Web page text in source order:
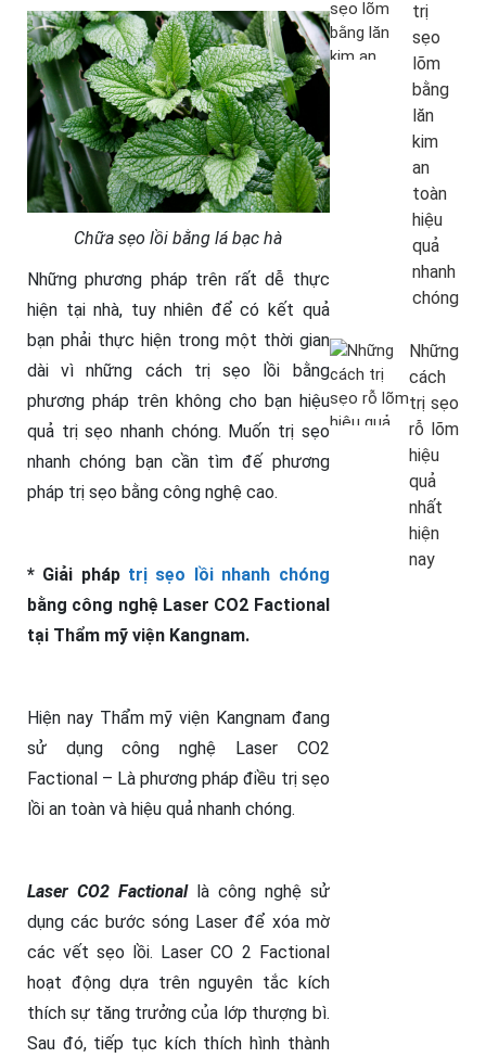
Chữa sẹo lồi bằng lá bạc hà
Những phương pháp trên rất dễ thực
hiện tại nhà, tuy nhiên để có kết quả
bạn phải thực hiện trong một thời gian
dài vì những cách trị sẹo lồi bằng
phương pháp trên không cho bạn hiệu
quả trị sẹo nhanh chóng. Muốn trị sẹo
nhanh chóng bạn cần tìm đế phương
pháp trị sẹo bằng công nghệ cao.
* Giải pháptrị sẹo lồi nhanh chóng
bằng công nghệ Laser CO2 Factional
tại Thẩm mỹ viện Kangnam.
Hiện nay Thẩm mỹ viện Kangnam đang
sử dụng công nghệ Laser CO2
Factional – Là phương pháp điều trị sẹo
lồi an toàn và hiệu quả nhanh chóng.
Laser CO2 Factionallà công nghệ sử
dụng các bước sóng Laser để xóa mờ
các vết sẹo lồi. Laser CO 2 Factional
hoạt động dựa trên nguyên tắc kích
thích sự tăng trưởng của lớp thượng bì.
Sau đó, tiếp tục kích thích hình thành
trị
sẹo
lõm
bằng
lăn
kim
an
toàn
hiệu
quả
nhanh
chóng
Những
cách
trị sẹo
rỗ lõm
hiệu
quả
nhất
hiện
nay